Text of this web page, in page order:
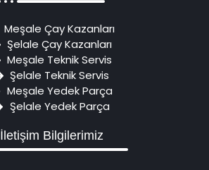
Meşale Çay Kazanları
Şelale Çay Kazanları
Meşale Teknik Servis
Şelale Teknik Servis
Meşale Yedek Parça
Şelale Yedek Parça
İletişim Bilgilerimiz